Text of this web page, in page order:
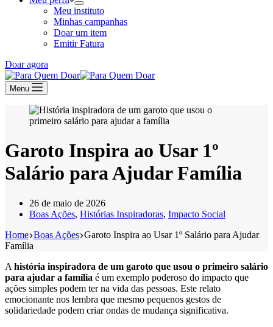
Meu instituto
Minhas campanhas
Doar um item
Emitir Fatura
Doar agora
Menu
Garoto Inspira ao Usar 1º
Salário para Ajudar Família
26 de maio de 2026
Boas Ações, Histórias Inspiradoras, Impacto Social
Home Boas Ações Garoto Inspira ao Usar 1º Salário para Ajudar
Família
A história inspiradora de um garoto que usou o primeiro salário
para ajudar a família é um exemplo poderoso do impacto que
ações simples podem ter na vida das pessoas. Este relato
emocionante nos lembra que mesmo pequenos gestos de
solidariedade podem criar ondas de mudança significativa.